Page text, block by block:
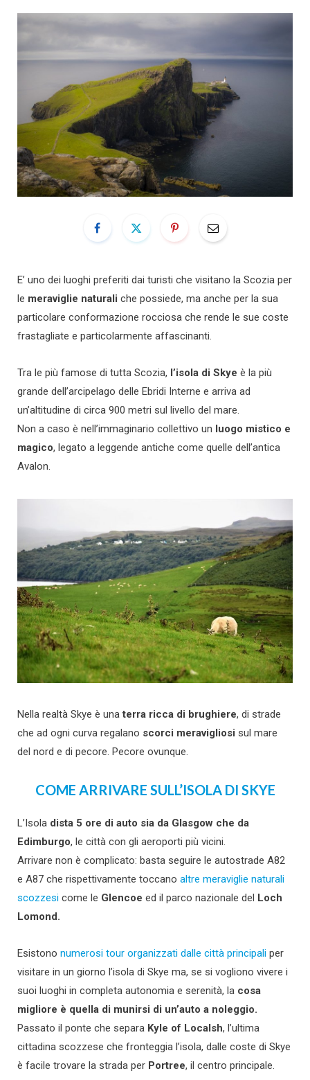
E’ uno dei luoghi preferiti dai turisti che visitano la Scozia per
le meraviglie naturali che possiede, ma anche per la sua
particolare conformazione rocciosa che rende le sue coste
frastagliate e particolarmente affascinanti.
Tra le più famose di tutta Scozia, l’isola di Skye è la più
grande dell’arcipelago delle Ebridi Interne e arriva ad
un’altitudine di circa 900 metri sul livello del mare.
Non a caso è nell’immaginario collettivo un luogo mistico e
magico, legato a leggende antiche come quelle dell’antica
Avalon.
Nella realtà Skye è unaterra ricca di brughiere, di strade
che ad ogni curva regalano scorci meravigliosi sul mare
del nord e di pecore. Pecore ovunque.
COME ARRIVARE SULL’ISOLA DI SKYE
L’Isola dista 5 ore di auto sia da Glasgow che da
Edimburgo, le città con gli aeroporti più vicini.
Arrivare non è complicato: basta seguire le autostrade A82
e A87 che rispettivamente toccano altre meraviglie naturali
scozzesi come le Glencoe ed il parco nazionale del
Loch
Lomond.
Esistono numerosi tour organizzati dalle città principali per
visitare in un giorno l’isola di Skye ma, se si vogliono vivere i
suoi luoghi in completa autonomia e serenità, la cosa
migliore è quella di munirsi di un’auto a noleggio.
Passato il ponte che separa Kyle of Localsh, l’ultima
cittadina scozzese che fronteggia l’isola, dalle coste di Skye
è facile trovare la strada per Portree, il centro principale.